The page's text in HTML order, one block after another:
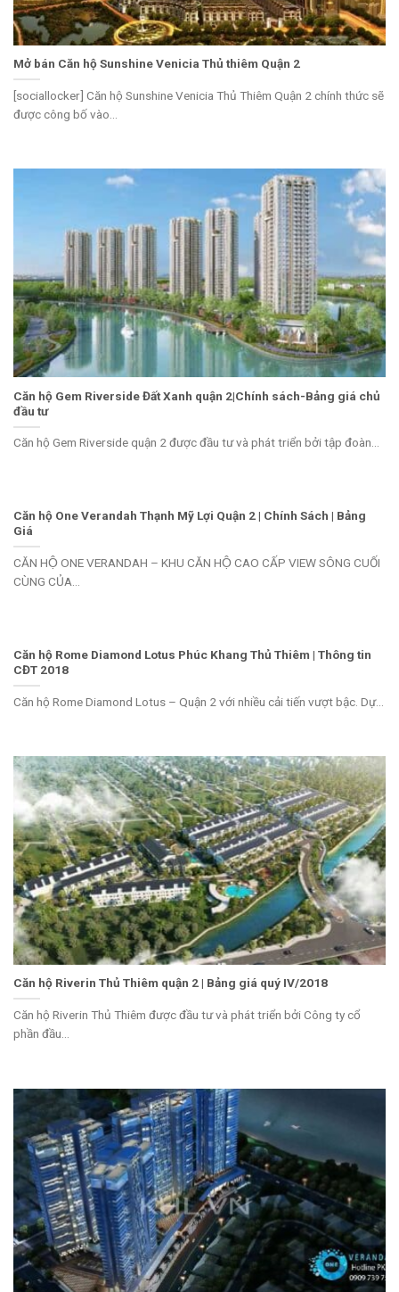
Mở bán Căn hộ Sunshine Venicia Thủ thiêm Quận 2
[sociallocker] Căn hộ Sunshine Venicia Thủ Thiêm Quận 2 chính thức sẽ
được công bố vào...
Căn hộ Gem Riverside Đất Xanh quận 2|Chính sách-Bảng giá chủ
đầu tư
Căn hộ Gem Riverside quận 2 được đầu tư và phát triển bởi tập đoàn...
Căn hộ One Verandah Thạnh Mỹ Lợi Quận 2 | Chính Sách | Bảng
Giá
CĂN HỘ ONE VERANDAH – KHU CĂN HỘ CAO CẤP VIEW SÔNG CUỐI
CÙNG CỦA...
Căn hộ Rome Diamond Lotus Phúc Khang Thủ Thiêm | Thông tin
CĐT 2018
Căn hộ Rome Diamond Lotus – Quận 2 với nhiều cải tiến vượt bậc. Dự...
Căn hộ Riverin Thủ Thiêm quận 2 | Bảng giá quý IV/2018
Căn hộ Riverin Thủ Thiêm được đầu tư và phát triển bởi Công ty cổ
phần đầu...